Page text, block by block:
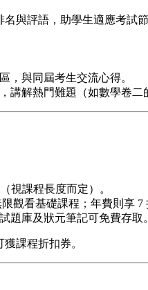
與評語，助學生適應考試節
，與同屆考生交流心得。
講解熱門難題（如數學卷二
視課程長度而定）。
觀看基礎課程；年費則享 7
題庫及狀元筆記可免費存取。
獲課程折扣券。